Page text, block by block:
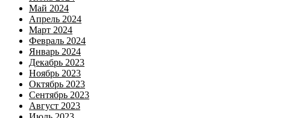
Май 2024
Апрель 2024
Март 2024
Февраль 2024
Январь 2024
Декабрь 2023
Ноябрь 2023
Октябрь 2023
Сентябрь 2023
Август 2023